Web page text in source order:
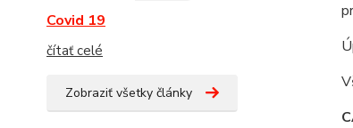
Covid 19
čítať celé
Zobraziť všetky články